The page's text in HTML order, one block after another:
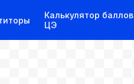
Калькулятор баллов
ЦЭ